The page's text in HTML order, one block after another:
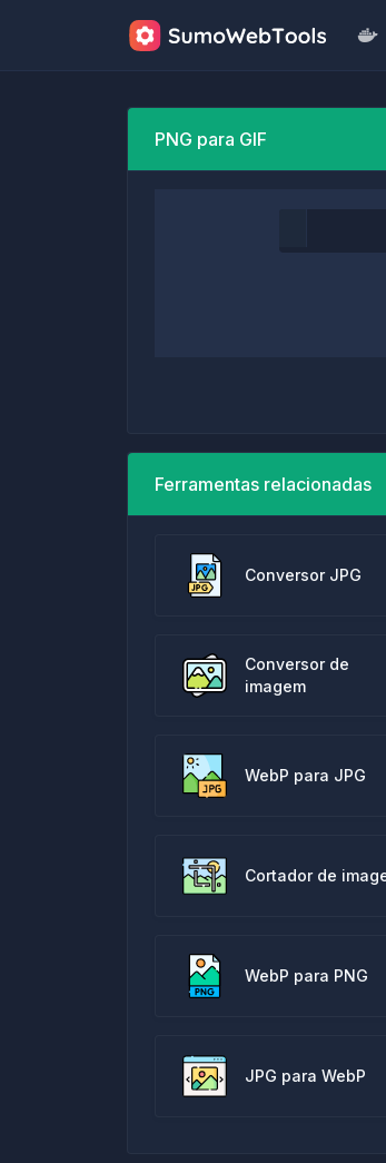
PNG para GIF
Ferramentas relacionadas
Conversor JPG
Conversor de
imagem
WebP para JPG
Cortador de
WebP para PNG
JPG para WebP